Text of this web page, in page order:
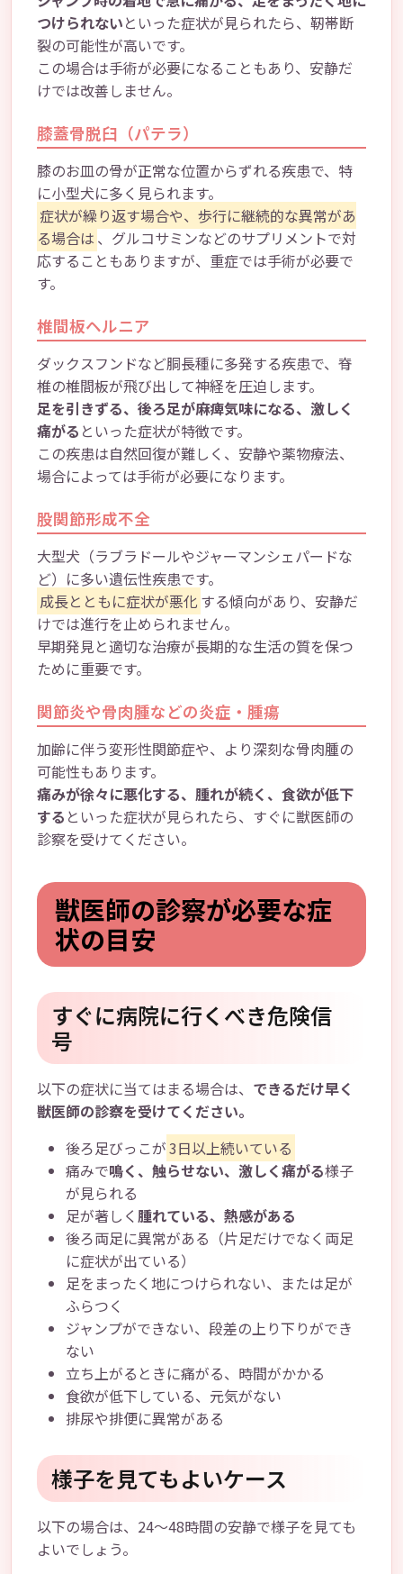
つけられないといった症状が見られたら、靭帯断
裂の可能性が高いです。
この場合は手術が必要になることもあり、安静だ
けでは改善しません。
膝蓋骨脱臼（パテラ）
膝のお皿の骨が正常な位置からずれる疾患で、特
に小型犬に多く見られます。
症状が繰り返す場合や、歩行に継続的な異常があ
る場合は 、グルコサミンなどのサプリメントで対
応することもありますが、重症では手術が必要で
す。
椎間板ヘルニア
ダックスフンドなど胴長種に多発する疾患で、脊
椎の椎間板が飛び出して神経を圧迫します。
足を引きずる、後ろ足が麻痺気味になる、激しく
痛がる といった症状が特徴です。
この疾患は自然回復が難しく、安静や薬物療法、
場合によっては手術が必要になります。
股関節形成不全
大型犬（ラブラドールやジャーマンシェパードな
ど）に多い遺伝性疾患です。
成長とともに症状が悪化 する傾向があり、安静だ
けでは進行を止められません。
早期発見と適切な治療が長期的な生活の質を保つ
ために重要です。
関節炎や骨肉腫などの炎症・腫瘍
加齢に伴う変形性関節症や、より深刻な骨肉腫の
可能性もあります。
痛みが徐々に悪化する、腫れが続く、食欲が低下
する といった症状が見られたら、すぐに獣医師の
診察を受けてください。
獣医師の診察が必要な症
状の目安
すぐに病院に行くべき危険信
号
以下の症状に当てはまる場合は、 できるだけ早く
獣医師の診察を受けてください。
後ろ足びっこが3日以上続いている
痛みで鳴く、触らせない、激しく痛がる様子
が見られる
足が著しく腫れている、熱感がある
後ろ両足に異常がある（片足だけでなく両足
に症状が出ている）
足をまったく地につけられない、または足が
ふらつく
ジャンプができない、段差の上り下りができ
ない
立ち上がるときに痛がる、時間がかかる
食欲が低下している、元気がない
排尿や排便に異常がある
様子を見てもよいケース
以下の場合は、24～48時間の安静で様子を見ても
よいでしょう。